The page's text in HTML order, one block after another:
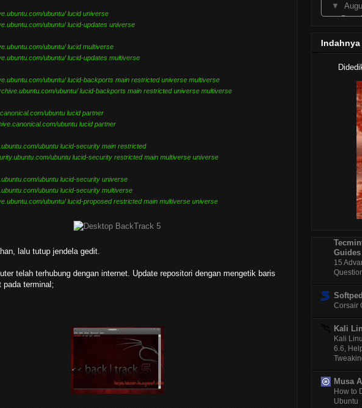
ubuntu/ lucid universe
ubuntu/ lucid-updates universe
ubuntu/ lucid multiverse
ubuntu/ lucid-updates multiverse
ubuntu/ lucid-backports main restricted universe multiverse
ubuntu/ lucid-backports main restricted universe multiverse
ubuntu lucid partner
ubuntu lucid partner
ubuntu lucid-security main restricted
ubuntu lucid-security restricted main multiverse universe
ubuntu lucid-security universe
ubuntu lucid-security multiverse
ubuntu/ lucid-proposed restricted main multiverse universe
lalu tutup jendela gedit.
telah terhubung dengan internet. Update repositori dengan mengetik baris
pada terminal;
▼
Fitur-
-
Cara
Di
Indahnya
Guides
15
Corsair
Kali
Kali
6.6,
Musa
How to
Ubuntu